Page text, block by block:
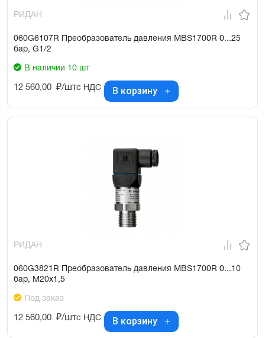
РИДАН
060G6107R Преобразователь давления MBS1700R 0...25
бар, G1/2
В наличии 10 шт
12 560,00 ₽/штс НДС В корзину
РИДАН
060G3821R Преобразователь давления MBS1700R 0...10
бар, М20х1,5
Под заказ
12 560,00 ₽/штс НДС В корзину